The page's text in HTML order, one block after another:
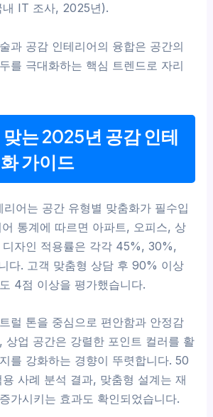
내 IT 조사, 2025년).
과 공감 인테리어의 융합은 공간의
를 극대화하는 핵심 트렌드로 자리
는 2025년 공감 인테
가이드
어는 공간 유형별 맞춤화가 필수입
통계에 따르면 아파트, 오피스, 상
디자인 적용률은 각각 45%, 30%,
다. 고객 맞춤형 상담 후 90% 이상
4점 이상을 평가했습니다.
럴 톤을 중심으로 편안함과 안정감
상업 공간은 강렬한 포인트 컬러를 활
를 강화하는 경향이 뚜렷합니다. 50
사례 분석 결과, 맞춤형 설계는 재
가시키는 효과도 확인되었습니다.